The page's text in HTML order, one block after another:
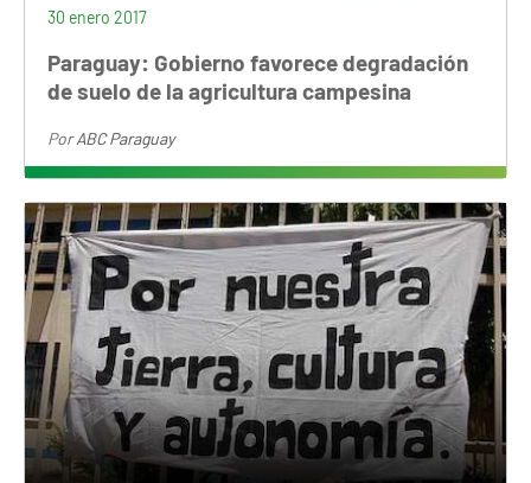
30 enero 2017
Paraguay: Gobierno favorece degradación
de suelo de la agricultura campesina
PorABC Paraguay